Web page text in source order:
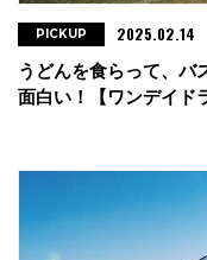
うどんを食らって、バ
面白い！【ワンデイド
PICKUP 2025.02.14